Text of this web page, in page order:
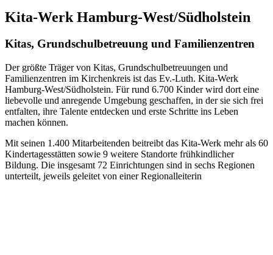
Kita-Werk Hamburg-West/Südholstein
Kitas, Grundschulbetreuung und Familienzentren
Der größte Träger von Kitas, Grundschulbetreuungen und
Familienzentren im Kirchenkreis ist das Ev.-Luth. Kita-Werk
Hamburg-West/Südholstein. Für rund 6.700 Kinder wird dort eine
liebevolle und anregende Umgebung geschaffen, in der sie sich frei
entfalten, ihre Talente entdecken und erste Schritte ins Leben
machen können.
Mit seinen 1.400 Mitarbeitenden beitreibt das Kita-Werk mehr als 60
Kindertagesstätten sowie 9 weitere Standorte frühkindlicher
Bildung. Die insgesamt 72 Einrichtungen sind in sechs Regionen
unterteilt, jeweils geleitet von einer Regionalleiterin